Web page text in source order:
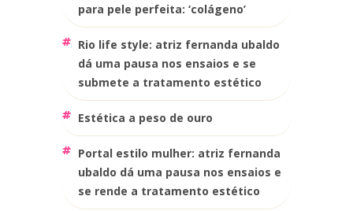
para pele perfeita: ‘colágeno’
rio life style: atriz fernanda ubaldo
dá uma pausa nos ensaios e se
submete a tratamento estético
estética a peso de ouro
portal estilo mulher: atriz fernanda
ubaldo dá uma pausa nos ensaios e
se rende a tratamento estético